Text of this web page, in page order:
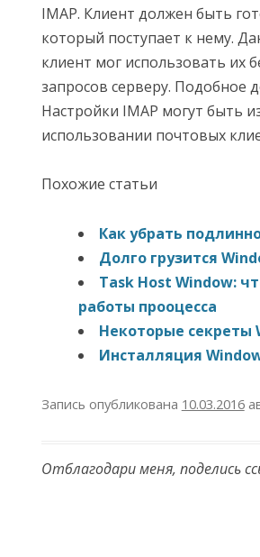
IMAP. Клиент должен быть
который поступает к нему.
клиент мог использовать их
запросов серверу. Подобное
Настройки IMAP могут быть
использовании почтовых
Похожие статьи
Как убрать
Долго грузится
Task Host Window:
работы прооцесса
Некоторые секреты
Инсталляция
Запись опубликована 10.03.2016
Отблагодари меня, поделись